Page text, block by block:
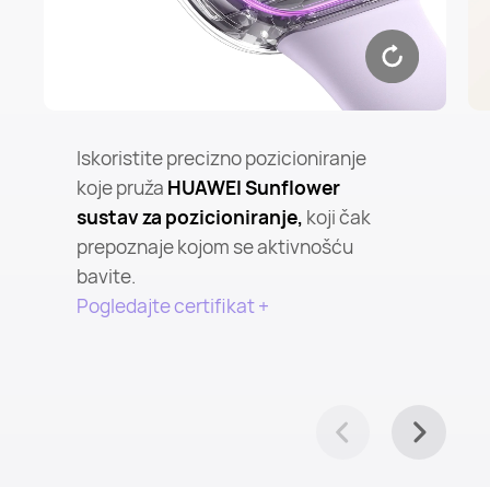
Iskoristite precizno pozicioniranje
koje pruža HUAWEI Sunflower
sustav za pozicioniranje, koji čak
prepoznaje kojom se aktivnošću
bavite.
Pogledajte certifikat +